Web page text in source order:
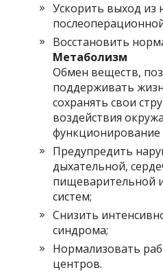
Ускорить выход из
Восстановить
Метаболизм
Обмен веществ,
поддерживать
сохранять свои
воздействия
функционирование
Предупредить
дыхательной,
пищеварительной
систем;
Снизить
синдрома;
Нормализовать
центров.